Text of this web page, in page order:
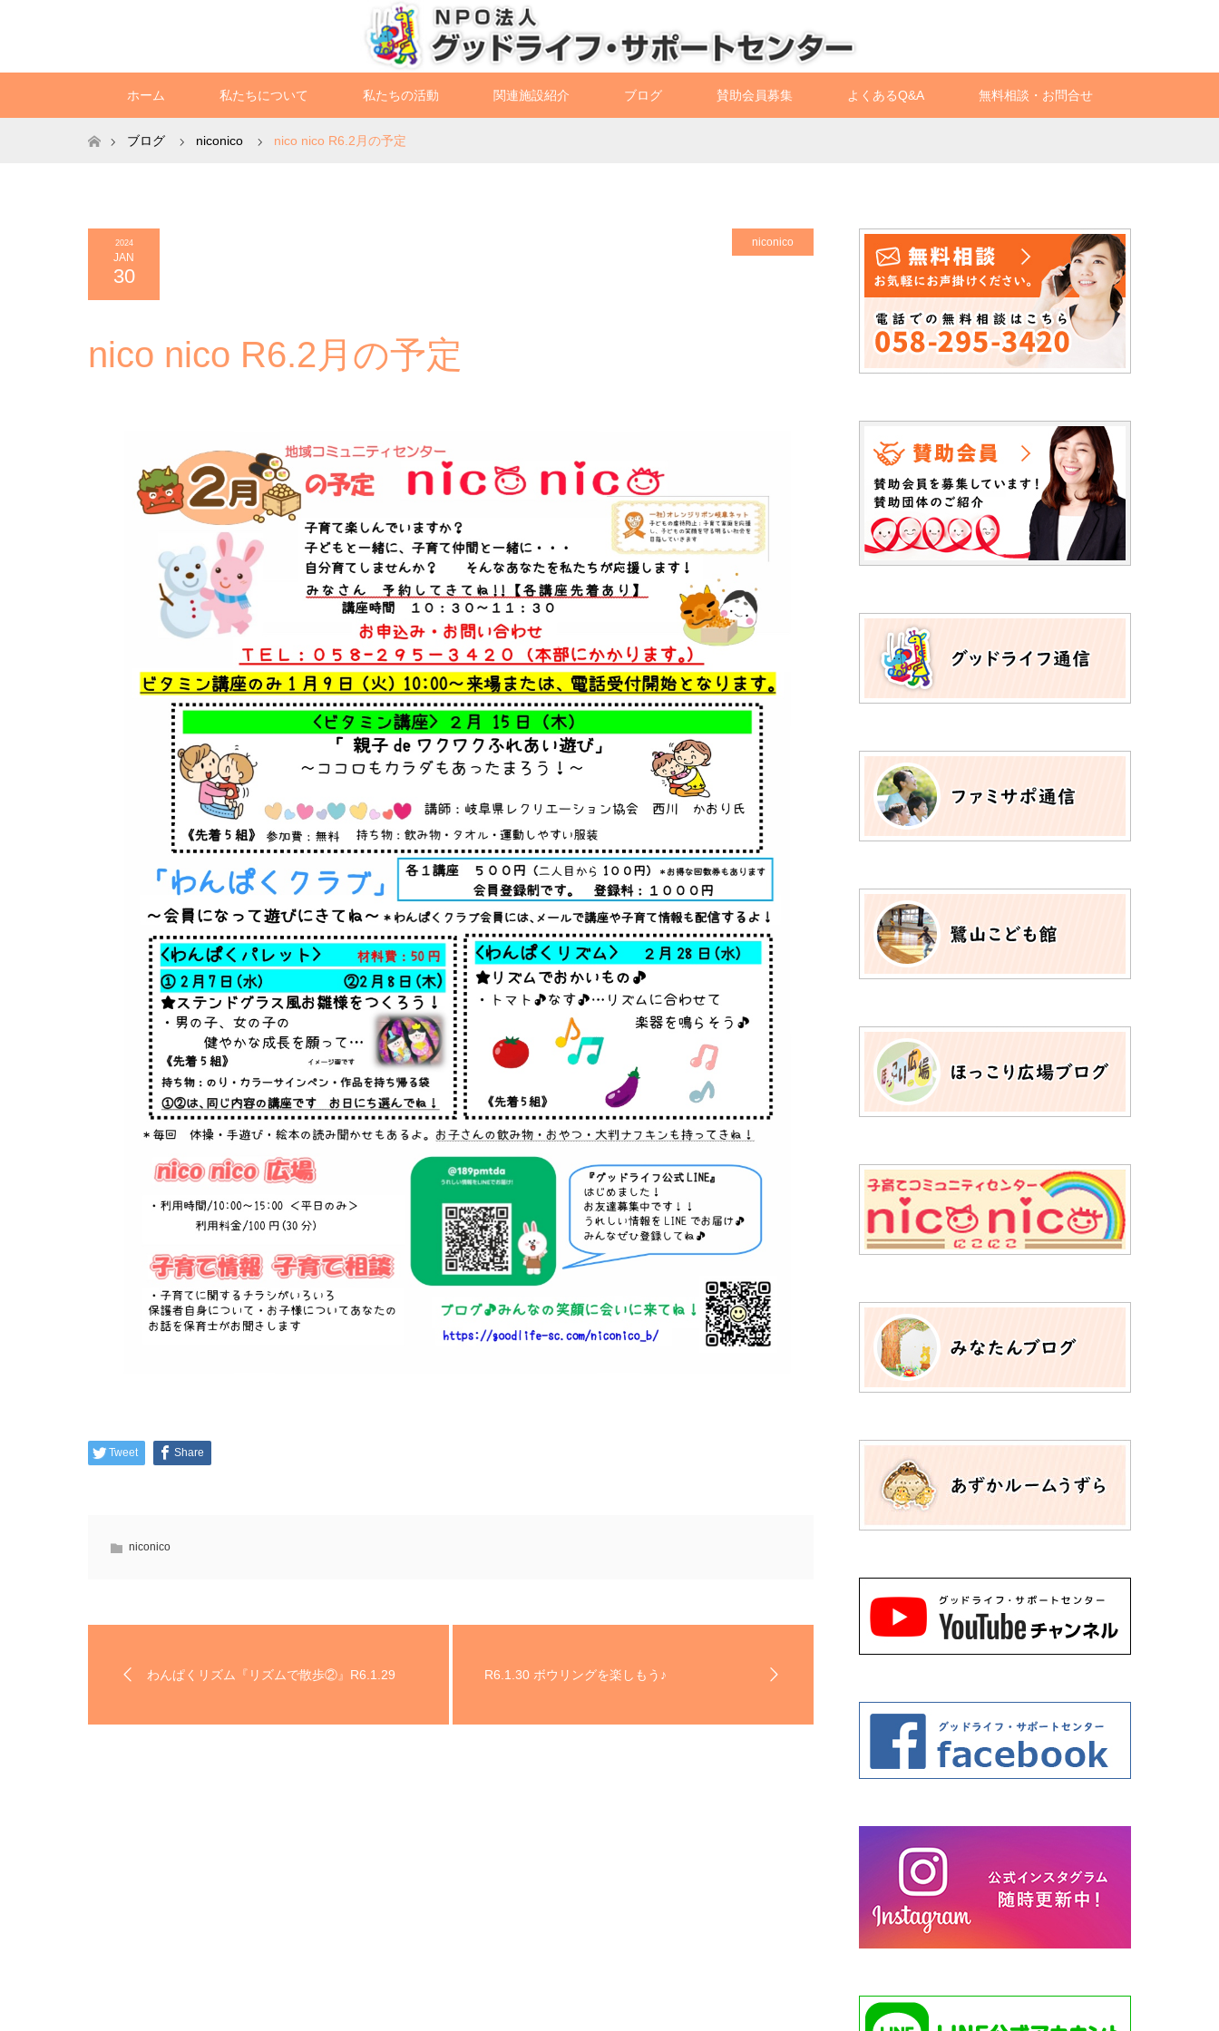
ホーム 私たちについて 私たちの活動 関連施設紹介 ブログ 賛助会員募集 よくあるQ&A 無料相談・お問合せ
ホームブログ niconico nico nico R6.2月の予定
2024
JAN
30
niconico
nico nico R6.2月の予定
Tweet Share
niconico
わんぱくリズム『リズムで散歩②』R6.1.29 R6.1.30 ボウリングを楽しもう♪